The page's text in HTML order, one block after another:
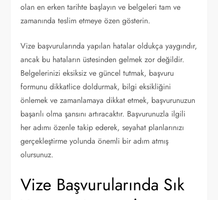
olan en erken tarihte başlayın ve belgeleri tam ve
zamanında teslim etmeye özen gösterin.
Vize başvurularında yapılan hatalar oldukça yaygındır,
ancak bu hataların üstesinden gelmek zor değildir.
Belgelerinizi eksiksiz ve güncel tutmak, başvuru
formunu dikkatlice doldurmak, bilgi eksikliğini
önlemek ve zamanlamaya dikkat etmek, başvurunuzun
başarılı olma şansını artıracaktır. Başvurunuzla ilgili
her adımı özenle takip ederek, seyahat planlarınızı
gerçekleştirme yolunda önemli bir adım atmış
olursunuz.
Vize Başvurularında Sık